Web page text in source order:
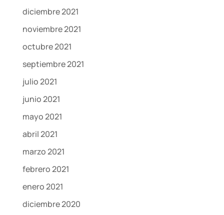
diciembre 2021
noviembre 2021
octubre 2021
septiembre 2021
julio 2021
junio 2021
mayo 2021
abril 2021
marzo 2021
febrero 2021
enero 2021
diciembre 2020